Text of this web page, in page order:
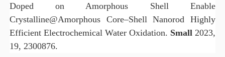
Doped on Amorphous Shell Enable
Crystalline@Amorphous Core–Shell Nanorod Highly
Efficient Electrochemical Water Oxidation. Small 2023,
19, 2300876.